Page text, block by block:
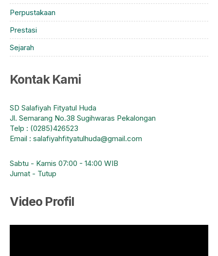
Perpustakaan
Prestasi
Sejarah
Kontak Kami
SD Salafiyah Fityatul Huda
Jl. Semarang No.38 Sugihwaras Pekalongan
Telp : (0285)426523
Email : salafiyahfityatulhuda@gmail.com
Sabtu - Kamis 07:00 - 14:00 WIB
Jumat - Tutup
Video Profil